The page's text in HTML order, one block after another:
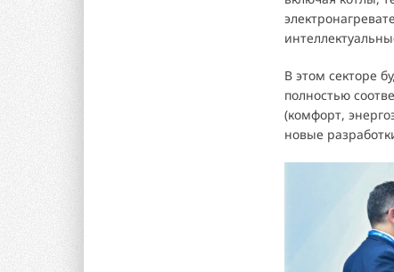
В этом секторе
полностью
(комфорт,
новые